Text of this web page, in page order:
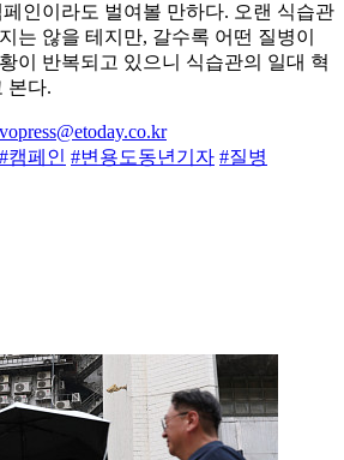
인이라도 벌여볼 만하다. 오랜 식습관
는 않을 테지만, 갈수록 어떤 질병이
이 반복되고 있으니 식습관의 일대 혁
본다.
#캠페인 #변용도동년기자 #질병